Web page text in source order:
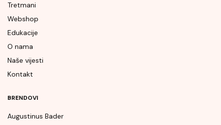
Tretmani
Webshop
Edukacije
O nama
Naše vijesti
Kontakt
BRENDOVI
Augustinus Bader